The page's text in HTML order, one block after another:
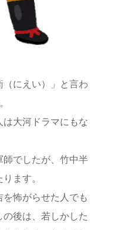
（にえい）」と言わ
大河ドラマにもな
師でしたが、竹中半
ます。
怖がらせた人でも
後は、若しかした